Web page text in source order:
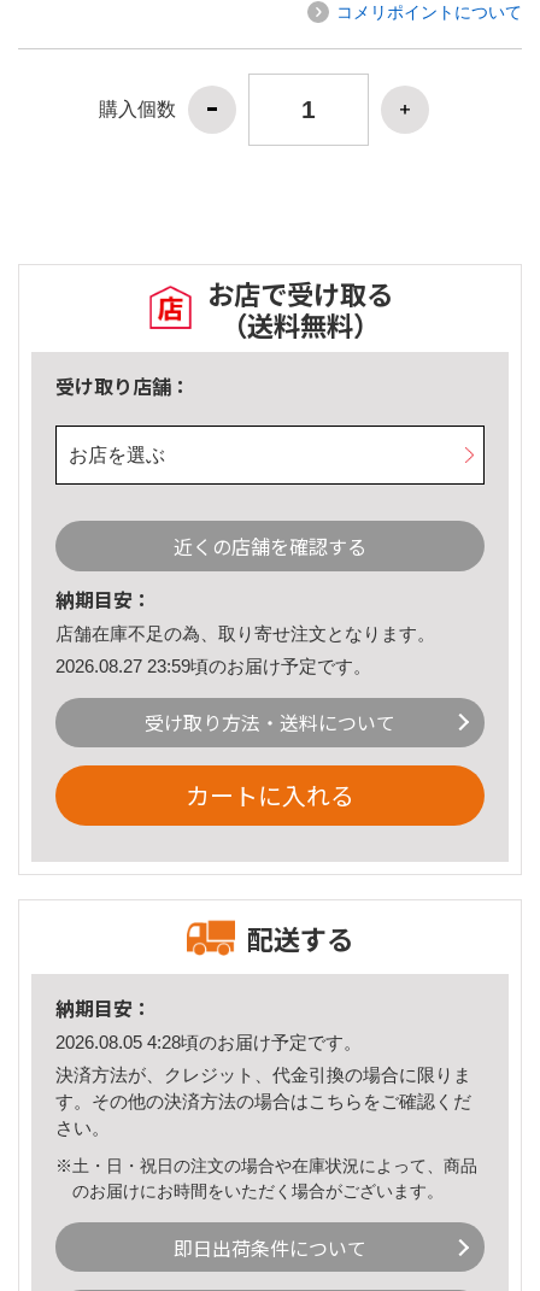
コメリポイントについて
購入個数
お店で受け取る
（送料無料）
受け取り店舗：
お店を選ぶ
近くの店舗を確認する
納期目安：
店舗在庫不足の為、取り寄せ注文となります。
2026.08.27 23:59頃のお届け予定です。
受け取り方法・送料について
カートに入れる
配送する
納期目安：
2026.08.05 4:28頃のお届け予定です。
決済方法が、クレジット、代金引換の場合に限りま
す。その他の決済方法の場合はこちら をご確認くだ
さい。
※土・日・祝日の注文の場合や在庫状況によって、商品
のお届けにお時間をいただく場合がございます。
即日出荷条件について